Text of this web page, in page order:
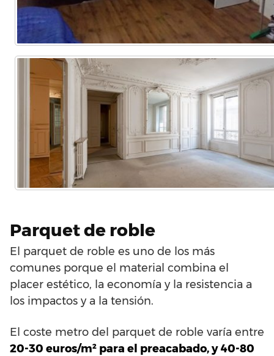
Parquet de roble
El parquet de roble es uno de los más
comunes porque el material combina el
placer estético, la economía y la resistencia a
los impactos y a la tensión.
El coste metro del parquet de roble varía entre
20-30 euros/m² para el preacabado, y 40-80